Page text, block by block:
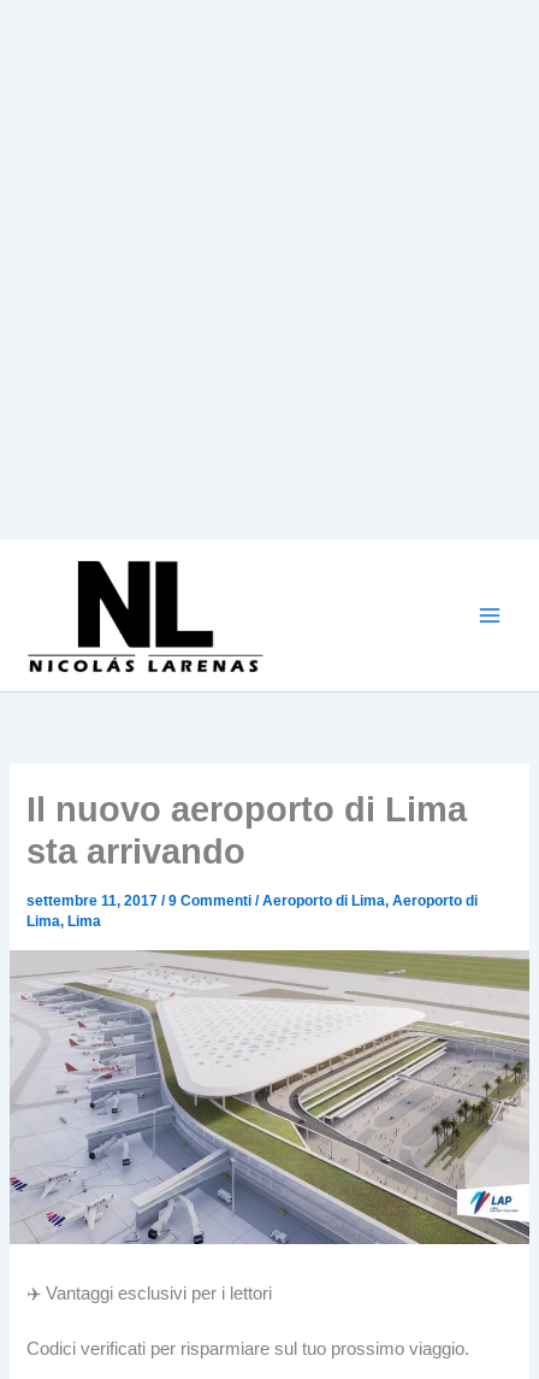
Il nuovo aeroporto di Lima
sta arrivando
settembre 11, 2017/9 Commenti /Aeroporto di Lima,Aeroporto di
Lima, Lima
✈️ Vantaggi esclusivi per i lettori
Codici verificati per risparmiare sul tuo prossimo viaggio.